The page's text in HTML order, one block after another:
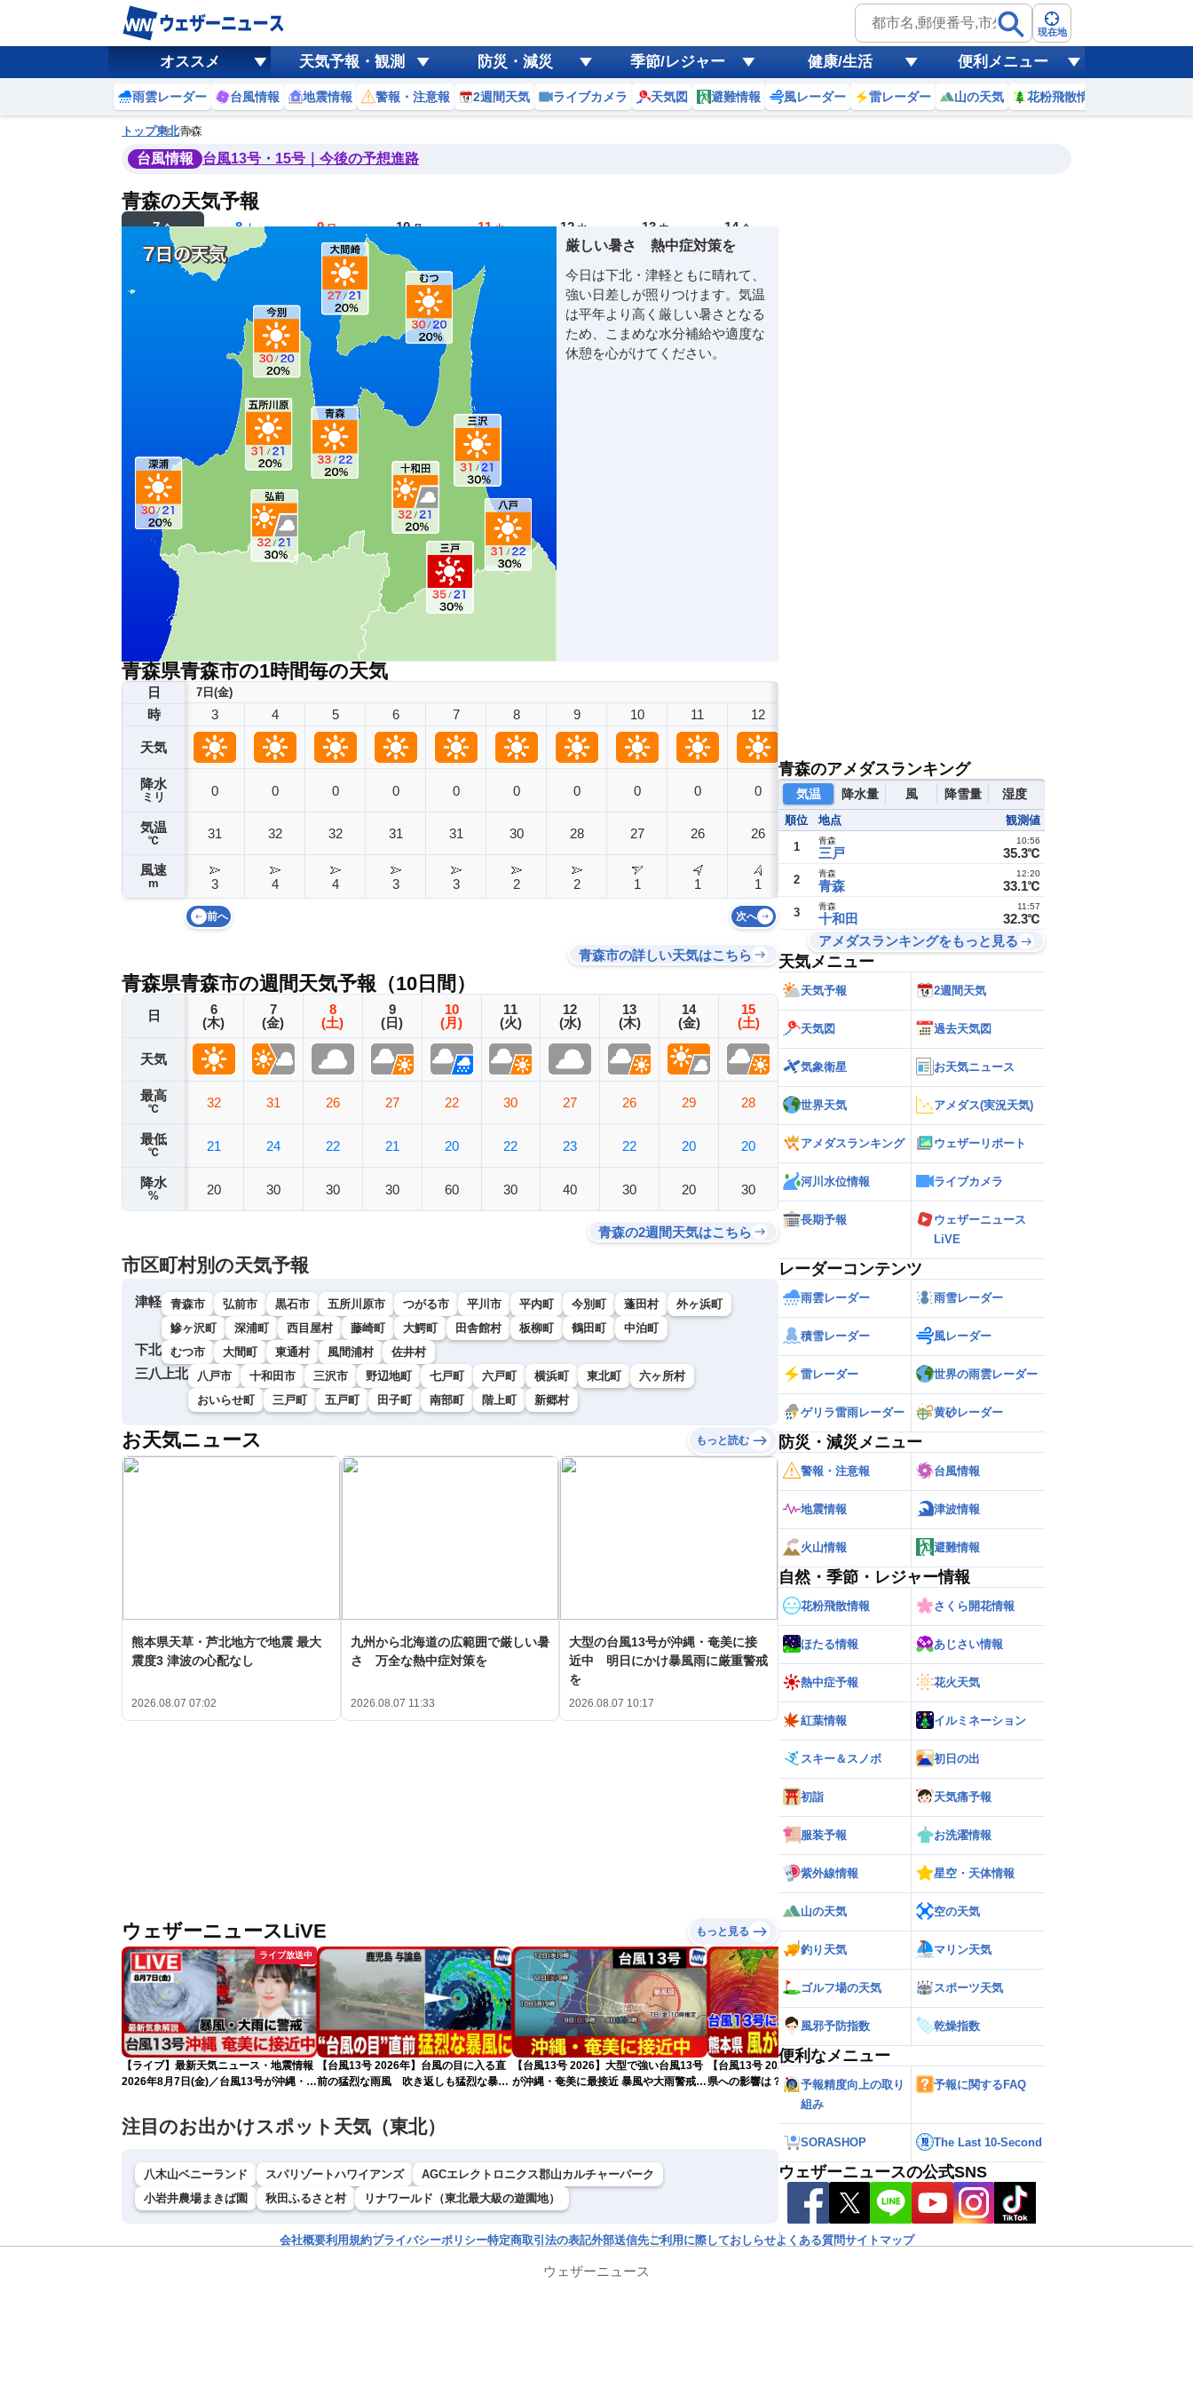
現在地
オススメ 天気予報・観測 防災・減災 季節/レジャー 健康/生活 便利メニュー
雨雲レーダー 台風情報 地震情報 警報・注意報 2週間天気 ライブカメラ 天気図 避難情報 風レーダー 雷レーダー 山の天気 花粉飛散情報
トップ東北青森
台風情報 台風13号・15号｜今後の予想進路
青森の天気予報
7 金 8 土 9 日 10 月 11 火 12 水 13 木 14 金
厳しい暑さ 熱中症対策を
今日は下北・津軽ともに晴れて、
強い日差しが照りつけます。気温
は平年より高く厳しい暑さとなる
ため、こまめな水分補給や適度な
休憩を心がけてください。
青森県青森市の1時間毎の天気
日
時
天気
降水
ミリ
気温
℃
風速
m
7日(金)
3
0
31
3
4
0
32
4
5
0
32
4
6
0
31
3
7
0
31
3
8
0
30
2
9
0
28
2
10
0
27
1
11
0
26
1
12
0
26
1
0
25
1
0
25 25
0
25
前へ 次へ
青森市の詳しい天気はこちら
青森県青森市の週間天気予報（10日間）
日
天気
最高
℃
最低
℃
降水
%
6
(木)
32
21
20
7
(金)
31
24
30
8
(土)
26
22
30
9
(日)
27
21
30
10
(月)
22
20
60
11
(火)
30
22
30
12
(水)
27
23
40
13
(木)
26
22
30
14
(金)
29
20
20
15
(土)
28
20
30
青森の2週間天気はこちら
市区町村別の天気予報
津軽 青森市 弘前市 黒石市 五所川原市 つがる市 平川市 平内町 今別町 蓬田村
外ヶ浜町
鰺ヶ沢町
深浦町 西目屋村 藤崎町 大鰐町 田舎館村 板柳町 鶴田町 中泊町
下北 むつ市 大間町 東通村 風間浦村 佐井村
三八上北 八戸市 十和田市 三沢市 野辺地町 七戸町 六戸町 横浜町 東北町
六ヶ所村
おいらせ町
三戸町 五戸町 田子町 南部町 階上町 新郷村
お天気ニュース もっと読む
熊本県天草・芦北地方で地震 最大
震度3 津波の心配なし
2026.08.07 07:02
九州から北海道の広範囲で厳しい暑
さ 万全な熱中症対策を
2026.08.07 11:33
大型の台風13号が沖縄・奄美に接
近中 明日にかけ暴風雨に厳重警戒
を
2026.08.07 10:17
ウェザーニュースLiVE もっと見る
ライブ放送中
【ライブ】最新天気ニュース・地震情報
2026年8月7日(金)／台風13号が沖縄・奄
ム・江川清音／有賀哲夫〉
【台風13号 2026年】台風の目に入る直
前の猛烈な雨風 吹き返しも猛烈な暴風
【台風13号 2026】大型で強い台風13号
が沖縄・奄美に最接近 暴風や大雨警戒
【台風13号 2026】台風13号による熊本
県への影響は？（7日9時更新）
【雨情報】西〜東日本太平洋側は台風の
影響で強雨 九州では大雨のおそれ
注目のお出かけスポット天気（東北）
八木山ベニーランド スパリゾートハワイアンズ
AGCエレクトロニクス郡山カルチャーパーク
小岩井農場まきば園
秋田ふるさと村 リナワールド（東北最大級の遊園地）
青森のアメダスランキング
気温 降水量 風 降雪量 湿度
順位 地点 観測値
1 三戸
青森
35.3℃
10:56
2 青森
青森
33.1℃
12:20
3 十和田
青森
32.3℃
11:57
アメダスランキングをもっと見る
天気メニュー
天気予報 2週間天気
天気図 過去天気図
気象衛星 お天気ニュース
世界天気 アメダス(実況天気)
アメダスランキング ウェザーリポート
河川水位情報 ライブカメラ
長期予報
ウェザーニュース
LiVE
レーダーコンテンツ
雨雲レーダー 雨雪レーダー
積雪レーダー 風レーダー
雷レーダー 世界の雨雲レーダー
ゲリラ雷雨レーダー 黄砂レーダー
防災・減災メニュー
警報・注意報 台風情報
地震情報 津波情報
火山情報 避難情報
自然・季節・レジャー情報
花粉飛散情報 さくら開花情報
ほたる情報 あじさい情報
熱中症予報 花火天気
紅葉情報 イルミネーション
スキー＆スノボ 初日の出
初詣 天気痛予報
服装予報 お洗濯情報
紫外線情報 星空・天体情報
山の天気 空の天気
釣り天気 マリン天気
ゴルフ場の天気 スポーツ天気
風邪予防指数 乾燥指数
便利なメニュー
予報精度向上の取り
組み
予報に関するFAQ
SORASHOP The Last 10-Second
ウェザーニュースの公式SNS
会社概要利用規約プライバシーポリシー特定商取引法の表記外部送信先ご利用に際しておしらせよくある質問サイトマップ
ウェザーニュース